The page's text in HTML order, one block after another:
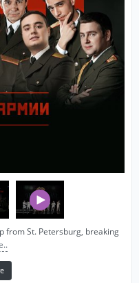
from St. Petersburg, breaking